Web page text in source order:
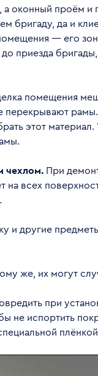
а оконный проём
бригаду, да и
— его
приезда
помещения
рамы.
этот
чехлом. При
на всех
и другие
же, их могут
при
не испортить